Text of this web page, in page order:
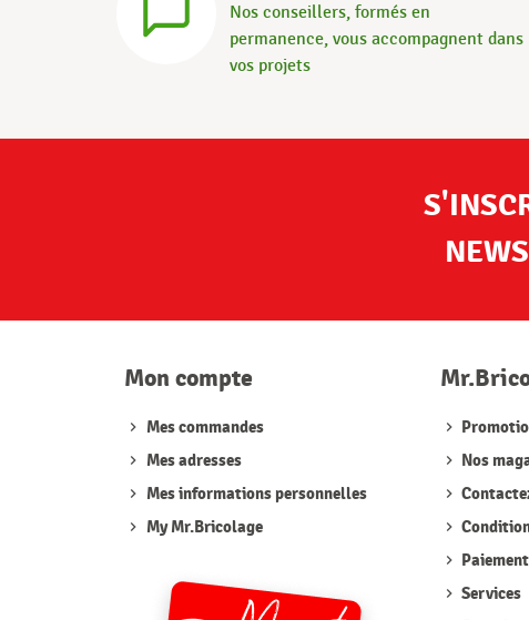
Nos conseillers, formés en
permanence, vous accompagnent dans
vos projets
Mon compte
Mes commandes
Mes adresses
Mes informations personnelles
My Mr.Bricolage
Nos
Services